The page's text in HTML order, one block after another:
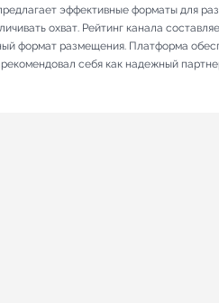
эффективные форматы для
охват. Рейтинг канала
формат размещения. Платформа
себя как надежный